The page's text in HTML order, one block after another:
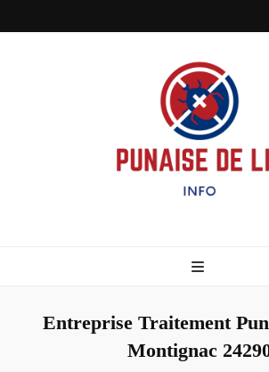
– Info
Entreprise Traitement
Montignac